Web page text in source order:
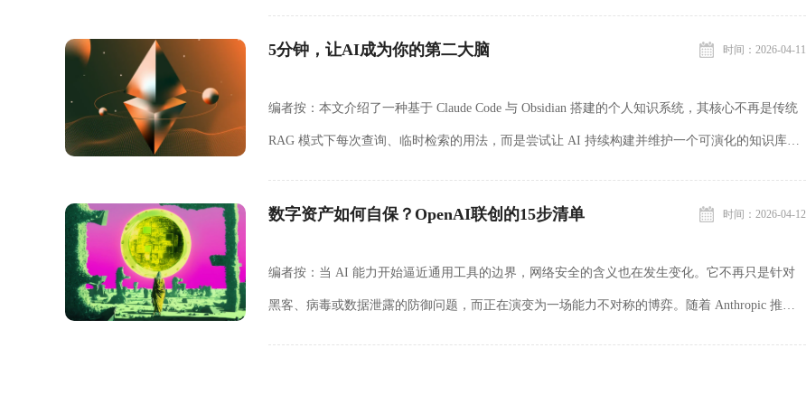
5分钟，让AI成为你的第二大脑 时间：2026-04-11
编者按：本文介绍了一种基于 Claude Code 与 Obsidian 搭建的个人知识系统，其核心不再是传统
RAG 模式下每次查询、临时检索的用法，而是尝试让 AI 持续构建并维护一个可演化的知识库
数字资产如何自保？OpenAI联创的15步清单 时间：2026-04-12
编者按：当 AI 能力开始逼近通用工具的边界，网络安全的含义也在发生变化。它不再只是针对
黑客、病毒或数据泄露的防御问题，而正在演变为一场能力不对称的博弈。随着 Anthropic 推出